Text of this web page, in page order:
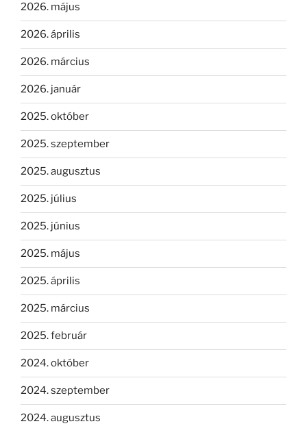
2026. május
2026. április
2026. március
2026. január
2025. október
2025. szeptember
2025. augusztus
2025. július
2025. június
2025. május
2025. április
2025. március
2025. február
2024. október
2024. szeptember
2024. augusztus